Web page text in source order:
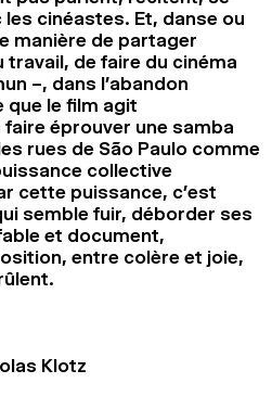
cinéastes. Et, danse ou
manière de partager
travail, de faire du cinéma
–, dans l’abandon
que le film agit
éprouver une samba
rues de São Paulo comme
collective
cette puissance, c’est
semble fuir, déborder ses
et document,
entre colère et joie,
Klotz